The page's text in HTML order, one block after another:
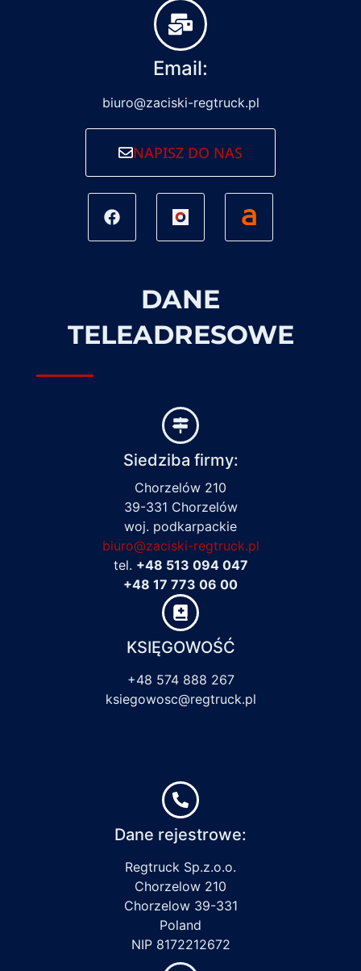
Email:
biuro@zaciski-regtruck.pl
NAPISZ DO NAS
DANE
TELEADRESOWE
Siedziba firmy:
Chorzelów 210
39-331 Chorzelów
woj. podkarpackie
biuro@zaciski-regtruck.pl
tel. +48 513 094 047
+48 17 773 06 00
KSIĘGOWOŚĆ
+48 574 888 267
ksiegowosc@regtruck.pl
Dane rejestrowe:
Regtruck Sp.z.o.o.
Chorzelow 210
Chorzelow 39-331
Poland
NIP 8172212672